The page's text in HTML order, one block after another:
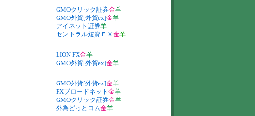
GMOクリック証券金羊
GMO外貨[外貨ex]金羊
アイネット証券羊
セントラル短資ＦＸ 金羊
LION FX金羊
GMO外貨[外貨ex]金羊
GMO外貨[外貨ex]金羊
FXブロードネット 金羊
GMOクリック証券金羊
外為どっとコム金羊